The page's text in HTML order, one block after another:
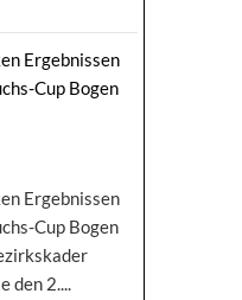
Ergebnissen
Cup Bogen
Ergebnissen
Cup Bogen
den 2....